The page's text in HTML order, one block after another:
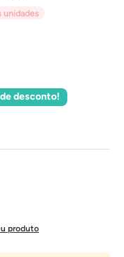
unidades
desconto!
produto